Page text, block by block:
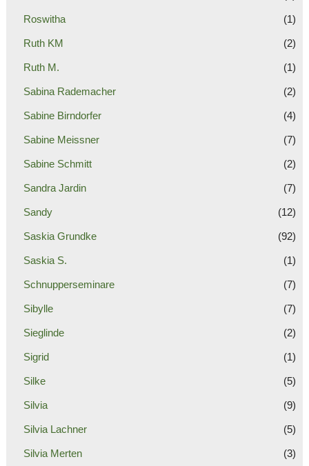
Roswitha (1)
Ruth KM (2)
Ruth M. (1)
Sabina Rademacher (2)
Sabine Birndorfer (4)
Sabine Meissner (7)
Sabine Schmitt (2)
Sandra Jardin (7)
Sandy (12)
Saskia Grundke (92)
Saskia S. (1)
Schnupperseminare (7)
Sibylle (7)
Sieglinde (2)
Sigrid (1)
Silke (5)
Silvia (9)
Silvia Lachner (5)
Silvia Merten (3)